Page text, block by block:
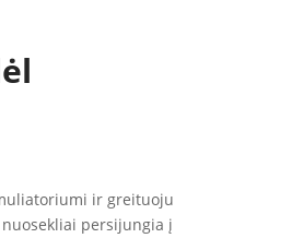
ir greituoju
persijungia į